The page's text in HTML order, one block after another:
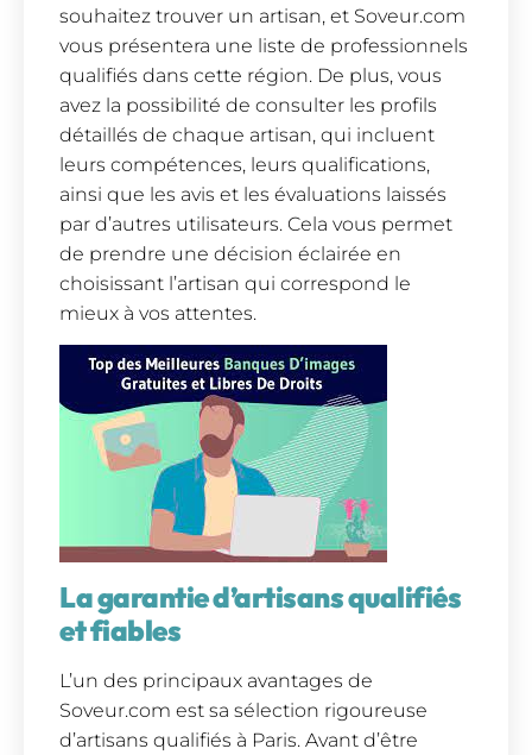
souhaitez trouver un artisan, et Soveur.com
vous présentera une liste de professionnels
qualifiés dans cette région. De plus, vous
avez la possibilité de consulter les profils
détaillés de chaque artisan, qui incluent
leurs compétences, leurs qualifications,
ainsi que les avis et les évaluations laissés
par d’autres utilisateurs. Cela vous permet
de prendre une décision éclairée en
choisissant l’artisan qui correspond le
mieux à vos attentes.
La garantie d’artisans qualifiés
et fiables
L’un des principaux avantages de
Soveur.com est sa sélection rigoureuse
d’artisans qualifiés à Paris. Avant d’être